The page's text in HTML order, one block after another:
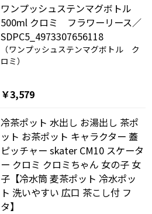
ワンプッシュステンマグボトル
500ml クロミ フラワーリース／
SDPC5_4973307656118
（ワンプッシュステンマグボトル ク
ロミ）
￥3,579
冷茶ポット 水出し お湯出し 茶ポ
ット お茶ポット キャラクター 蓋
ピッチャー skater CM10 スケータ
ー クロミ クロミちゃん 女の子 女
子【冷水筒 麦茶ポット 冷水ポッ
ト 洗いやすい 広口 茶こし付 フ
タ】